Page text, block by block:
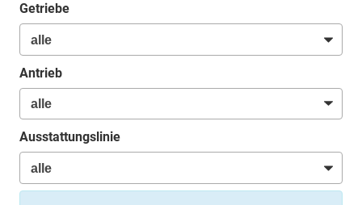
Getriebe
Antrieb
Ausstattungslinie